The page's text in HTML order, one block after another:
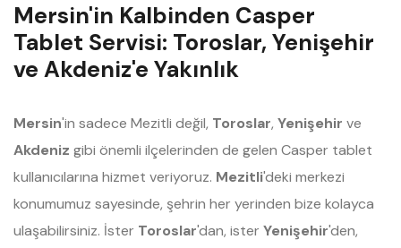
Mersin'in Kalbinden Casper
Tablet Servisi: Toroslar, Yenişehir
ve Akdeniz'e Yakınlık
Mersin'in sadece Mezitli değil, Toroslar, Yenişehir ve
Akdeniz gibi önemli ilçelerinden de gelen Casper tablet
kullanıcılarına hizmet veriyoruz. Mezitli'deki merkezi
konumumuz sayesinde, şehrin her yerinden bize kolayca
ulaşabilirsiniz. İster Toroslar'dan, ister Yenişehir'den,